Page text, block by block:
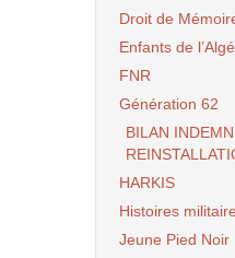
Droit de
Enfants de
FNR
Génération 62
BILAN
HARKIS
Histoires
Jeune Pied Noir